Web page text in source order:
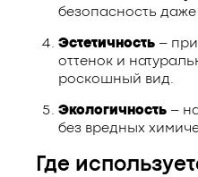
безопасность даже
Эстетичность –
оттенок и
роскошный вид.
Экологичность –
без вредных
Где